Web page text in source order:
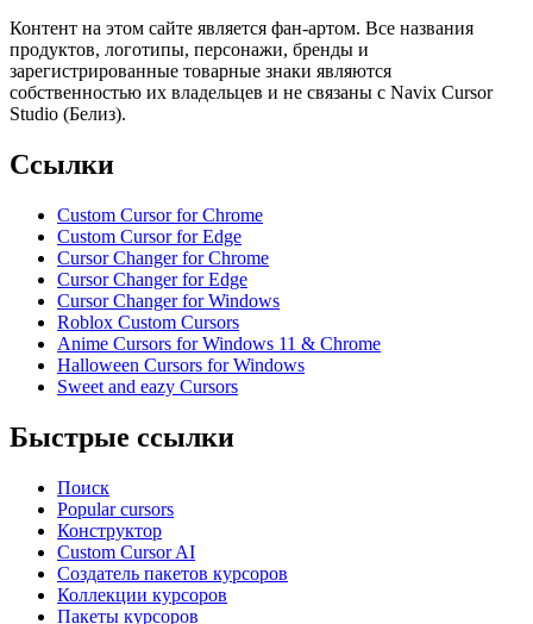
Контент на этом сайте является фан-артом. Все названия
продуктов, логотипы, персонажи, бренды и
зарегистрированные товарные знаки являются
собственностью их владельцев и не связаны с Navix Cursor
Studio (Белиз).
Ссылки
Custom Cursor for Chrome
Custom Cursor for Edge
Cursor Changer for Chrome
Cursor Changer for Edge
Cursor Changer for Windows
Roblox Custom Cursors
Anime Cursors for Windows 11 & Chrome
Halloween Cursors for Windows
Sweet and eazy Cursors
Быстрые ссылки
Поиск
Popular cursors
Конструктор
Custom Cursor AI
Создатель пакетов курсоров
Коллекции курсоров
Пакеты курсоров